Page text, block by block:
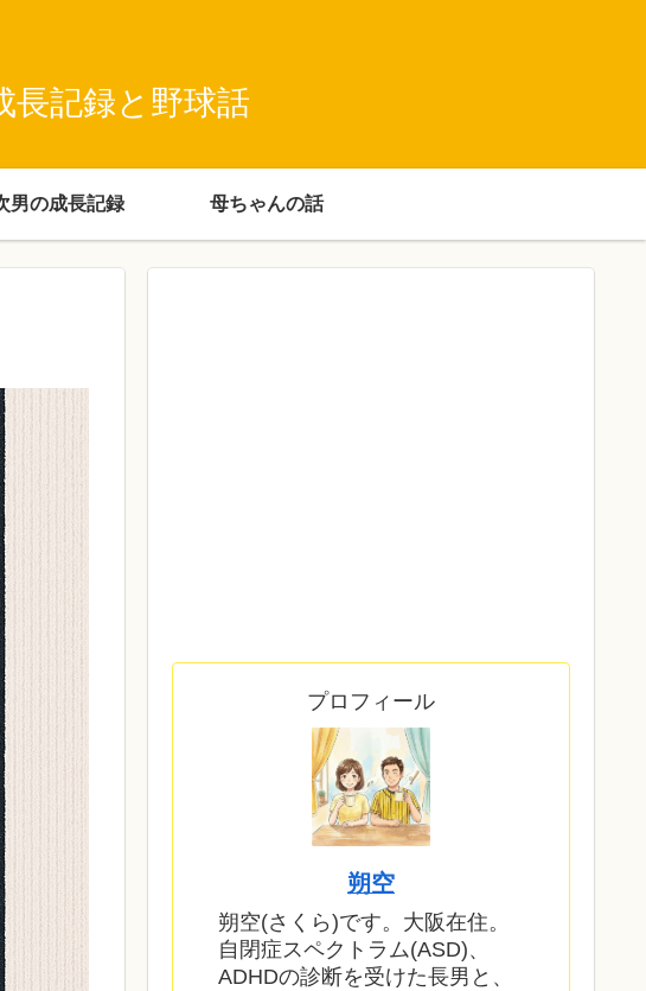
長記録と野球話
男の成長記録 母ちゃんの話
プロフィール
朔空
朔空(さくら)です。大阪在住。
自閉症スペクトラム(ASD)、
ADHDの診断を受けた長男と、